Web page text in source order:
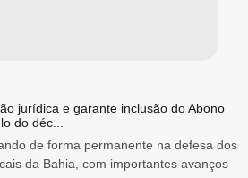
jurídica e garante inclusão do Abono
do déc...
de forma permanente na defesa dos
da Bahia, com importantes avanços